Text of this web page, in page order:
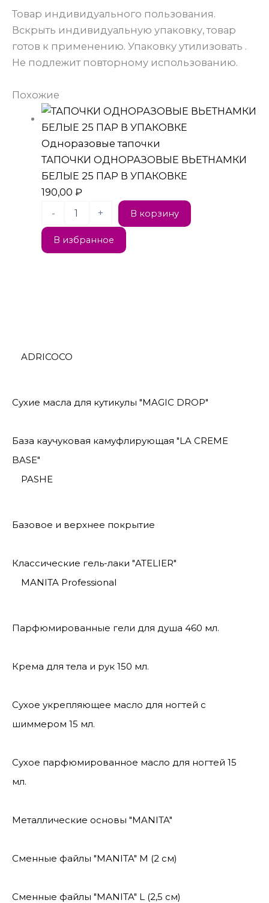
ADRICOCO
Сухие масла для кутикулы "MAGIC DROP"
База каучуковая камуфлирующая "LA CREME
BASE"
PASHE
Базовое и верхнее покрытие
Классические гель-лаки "ATELIER"
MANITA Professional
Парфюмированные гели для душа 460 мл.
Крема для тела и рук 150 мл.
Сухое укрепляющее масло для ногтей с
шиммером 15 мл.
Сухое парфюмированное масло для ногтей 15
мл.
Металлические основы "MANITA"
Сменные файлы "MANITA" М (2 см)
Сменные файлы "MANITA" L (2,5 см)
Товар индивидуального пользования.
Вскрыть индивидуальную упаковку, товар
готов к применению. Упаковку утилизовать .
Не подлежит повторному использованию.
Похожие
Одноразовые тапочки
ТАПОЧКИ ОДНОРАЗОВЫЕ ВЬЕТНАМКИ
БЕЛЫЕ 25 ПАР В УПАКОВКЕ
190,00₽
-
+ В корзину
В избранное